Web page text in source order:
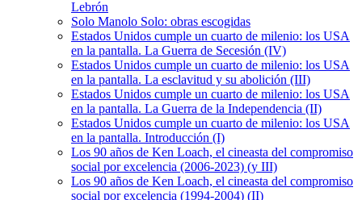
Lebrón
Solo Manolo Solo: obras escogidas
Estados Unidos cumple un cuarto de milenio: los USA
en la pantalla. La Guerra de Secesión (IV)
Estados Unidos cumple un cuarto de milenio: los USA
en la pantalla. La esclavitud y su abolición (III)
Estados Unidos cumple un cuarto de milenio: los USA
en la pantalla. La Guerra de la Independencia (II)
Estados Unidos cumple un cuarto de milenio: los USA
en la pantalla. Introducción (I)
Los 90 años de Ken Loach, el cineasta del compromiso
social por excelencia (2006-2023) (y III)
Los 90 años de Ken Loach, el cineasta del compromiso
social por excelencia (1994-2004) (II)